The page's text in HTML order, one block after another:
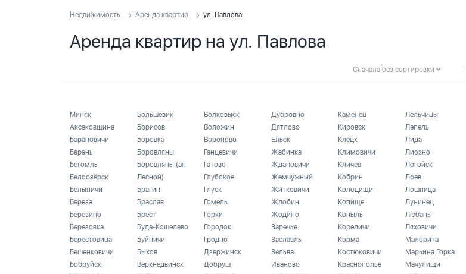
Недвижимость Аренда квартир ул. Павлова
Аренда квартир на ул. Павлова
Сначала без сортировки
Минск
Аксаковщина
Барановичи
Барань
Бегомль
Белоозёрск
Белыничи
Береза
Березино
Березовка
Берестовица
Бешенковичи
Бобруйск
Большевик
Борисов
Боровка
Боровляны
Боровляны (аг.
Лесной)
Брагин
Браслав
Брест
Буда-Кошелево
Буйничи
Быхов
Верхнедвинск
Волковыск
Воложин
Вороново
Ганцевичи
Гатово
Глубокое
Глуск
Гомель
Горки
Городок
Гродно
Дзержинск
Добруш
Дубровно
Дятлово
Ельск
Жабинка
Ждановичи
Жемчужный
Житковичи
Жлобин
Жодино
Заречье
Заславль
Зельва
Иваново
Каменец
Кировск
Клецк
Климовичи
Кличев
Кобрин
Колодищи
Копище
Копыль
Кореличи
Корма
Костюковичи
Краснополье
Лельчицы
Лепель
Лида
Лиозно
Логойск
Лоев
Лошница
Лунинец
Любань
Ляховичи
Малорита
Марьина Горка
Мачулищи